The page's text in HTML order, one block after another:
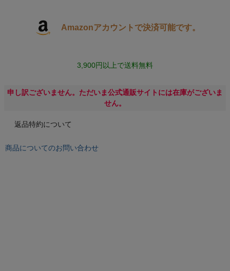
もっと見る
インフィット INFIT
サックス SAXX
Amazonアカウントで決済可能です。
3,900円以上で送料無料
申し訳ございません。ただいま公式通販サイトには在庫がございま
せん。
返品特約について
商品についてのお問い合わせ